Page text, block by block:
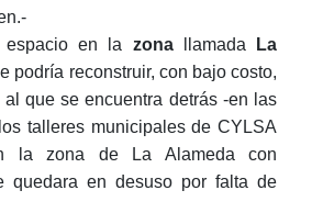
espacio en la zonallamada
La
podría reconstruir, con bajo costo,
que se encuentra detrás -en las
talleres municipales de CYLSA
la zona de La Alameda con
quedara en desuso por falta de